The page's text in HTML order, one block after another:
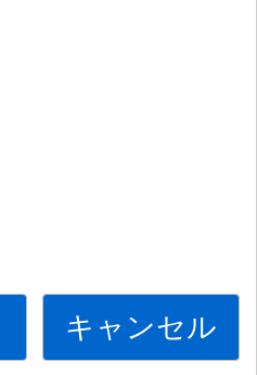
キャンセル